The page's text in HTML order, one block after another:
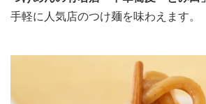
手軽に人気店のつけ麺を味わえます。